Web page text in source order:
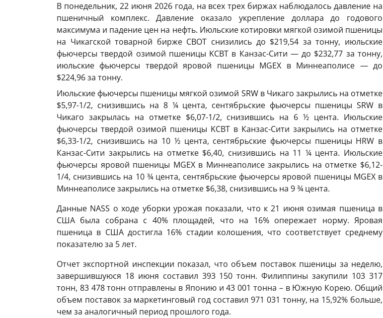
В понедельник, 22 июня 2026 года, на всех трех биржах наблюдалось давление на
пшеничный комплекс. Давление оказало укрепление доллара до годового
максимума и падение цен на нефть. Июльские котировки мягкой озимой пшеницы
на Чикагской товарной бирже CBOT снизились до $219,54 за тонну, июльские
фьючерсы твердой озимой пшеницы KCBT в Канзас-Сити — до $232,77 за тонну,
июльские фьючерсы твердой яровой пшеницы MGEХ в Миннеаполисе — до
$224,96 за тонну.
Июльские фьючерсы пшеницы мягкой озимой SRW в Чикаго закрылись на отметке
$5,97-1/2, снизившись на 8 ¼ цента, сентябрьские фьючерсы пшеницы SRW в
Чикаго закрылась на отметке $6,07-1/2, снизившись на 6 ½ цента. Июльские
фьючерсы твердой озимой пшеницы KCBT в Канзас-Сити закрылись на отметке
$6,33-1/2, снизившись на 10 ½ цента, сентябрьские фьючерсы пшеницы HRW в
Канзас-Сити закрылись на отметке $6,40, снизившись на 11 ¼ цента. Июльские
фьючерсы яровой пшеницы MGEХ в Миннеаполисе закрылись на отметке $6,12-
1/4, снизившись на 10 ¾ цента, сентябрьские фьючерсы яровой пшеницы MGEХ в
Миннеаполисе закрылись на отметке $6,38, снизившись на 9 ¾ цента.
Данные NASS о ходе уборки урожая показали, что к 21 июня озимая пшеница в
США была собрана с 40% площадей, что на 16% опережает норму. Яровая
пшеница в США достигла 16% стадии колошения, что соответствует среднему
показателю за 5 лет.
Отчет экспортной инспекции показал, что объем поставок пшеницы за неделю,
завершившуюся 18 июня составил 393 150 тонн. Филиппины закупили 103 317
тонн, 83 478 тонн отправлены в Японию и 43 001 тонна – в Южную Корею. Общий
объем поставок за маркетинговый год составил 971 031 тонну, на 15,92% больше,
чем за аналогичный период прошлого года.